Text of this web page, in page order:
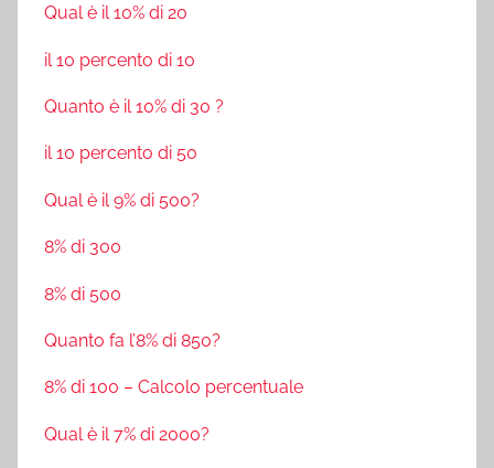
Qual è il 10% di 20
il 10 percento di 10
Quanto è il 10% di 30 ?
il 10 percento di 50
Qual è il 9% di 500?
8% di 300
8% di 500
Quanto fa l’8% di 850?
8% di 100 – Calcolo percentuale
Qual è il 7% di 2000?